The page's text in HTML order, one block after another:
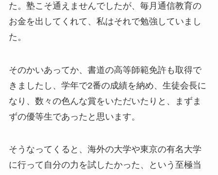
た。塾こそ通えませんでしたが、毎月通信教育の
お金を出してくれて、私はそれで勉強していまし
た。
そのかいあってか、書道の高等師範免許も取得で
きましたし、学年で2番の成績を納め、生徒会長に
なり、数々の色んな賞をいただいたりと、まずま
ずの優等生であったと思います。
そうなってくると、海外の大学や東京の有名大学
に行って自分の力を試したかった、という至極当